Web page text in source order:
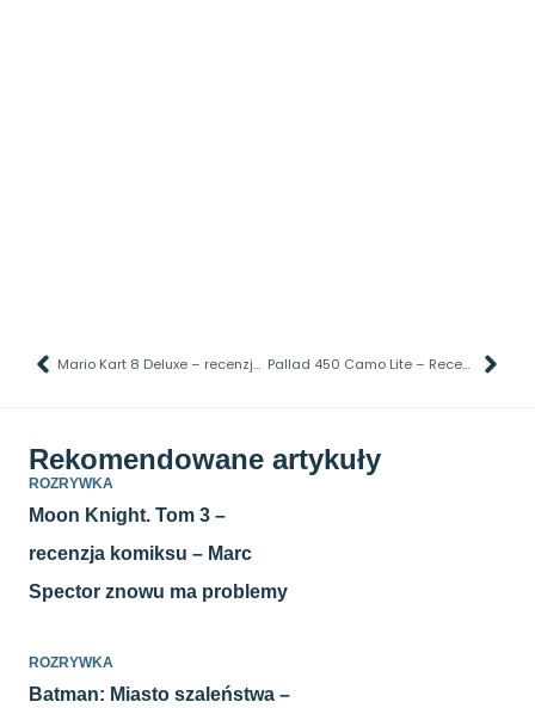
Mario Kart 8 Deluxe – recenzja gry. Wyścigowe Mortal Kombat Pallad 450 Camo Lite – Recenzja Plecaka. Wojskowy kamuflaż, codzienna użytkowość
Rekomendowane artykuły
ROZRYWKA
Moon Knight. Tom 3 –
recenzja komiksu – Marc
Spector znowu ma problemy
ROZRYWKA
Batman: Miasto szaleństwa –